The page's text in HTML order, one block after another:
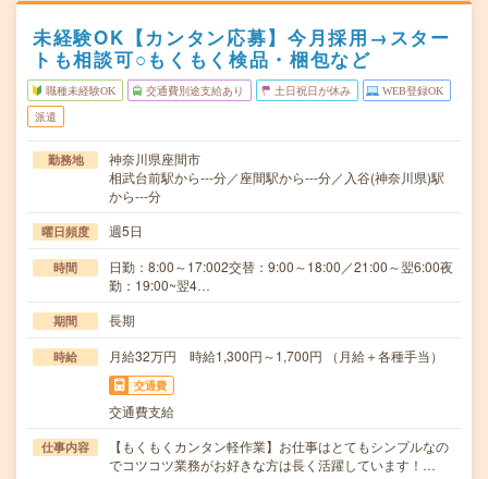
未経験OK【カンタン応募】今月採用→スター
トも相談可○もくもく検品・梱包など
職種未経験OK 交通費別途支給あり 土日祝日が休み WEB登録OK
派遣
勤務地
神奈川県座間市
相武台前駅から---分／座間駅から---分／入谷(神奈川県)駅
から---分
曜日頻度 週5日
時間
日勤：8:00～17:002交替：9:00～18:00／21:00～翌6:00夜
勤：19:00~翌4…
期間 長期
時給 月給32万円 時給1,300円～1,700円 （月給＋各種手当）
交通費
交通費支給
仕事内容
【もくもくカンタン軽作業】お仕事はとてもシンプルなの
でコツコツ業務がお好きな方は長く活躍しています！…